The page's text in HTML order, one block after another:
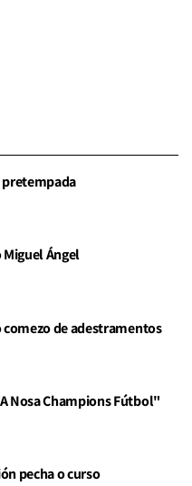
pretempada
Ángel
de adestramentos
Nosa Champions Fútbol"
pecha o curso